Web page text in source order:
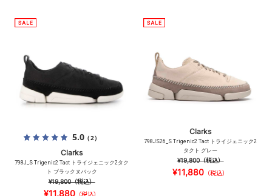
5.0（2）
Clarks
798J_S Trigenic2 Tact トライジェニック2タク
ト ブラックヌバック
¥19,800（税込）
¥11,880 （税込）
Clarks
798JS26_S Trigenic2 Tact トライジェニック2
タクト グレー
¥19,800（税込）
¥11,880 （税込）